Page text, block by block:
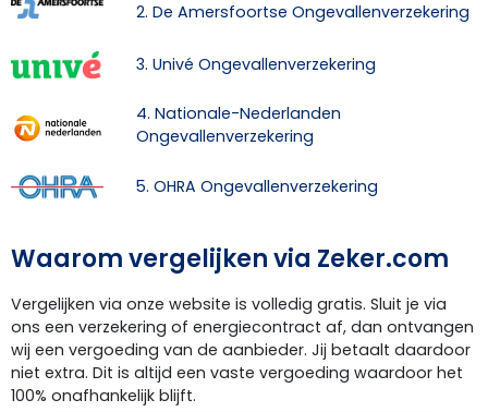
2. De Amersfoortse Ongevallenverzekering
3. Univé Ongevallenverzekering
4. Nationale-Nederlanden
Ongevallenverzekering
5. OHRA Ongevallenverzekering
Waarom vergelijken via Zeker.com
Vergelijken via onze website is volledig gratis. Sluit je via
ons een verzekering of energiecontract af, dan ontvangen
wij een vergoeding van de aanbieder. Jij betaalt daardoor
niet extra. Dit is altijd een vaste vergoeding waardoor het
100% onafhankelijk blijft.